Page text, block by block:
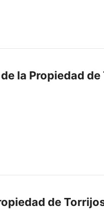
la Propiedad
de